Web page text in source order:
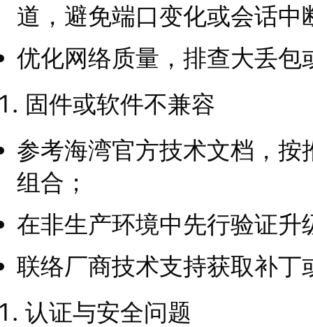
道，避免端口变化或会话中
优化网络质量，排查大丢包
固件或软件不兼容
参考海湾官方技术文档，
组合；
在非生产环境中先行验证
联络厂商技术支持获取补丁
认证与安全问题